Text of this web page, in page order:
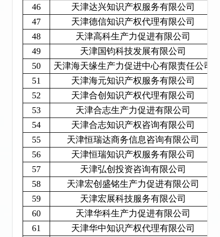
46
天津达兴知识产权服务有限公司
47
天津德信知识产权代理有限公司
48
天津高科生产力促进有限公司
49
天津国钧科技发展有限公司
50
天津海天缘生产力促进中心有限责任公司
51
天津海元知识产权服务有限公司
52
天津合创知识产权代理有限公司
53
天津合志生产力促进有限公司
54
天津合志知识产权咨询有限公司
55
天津恒瑞达商务信息咨询有限公司
56
天津恒瑞知识产权服务有限公司
57
天津弘创投资咨询有限公司
58
天津宏创盛铭生产力促进有限公司
59
天津宏展科技服务有限公司
60
天津华科生产力促进有限公司
61
天津华中知识产权代理有限公司